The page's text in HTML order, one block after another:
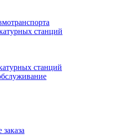
станций
станций